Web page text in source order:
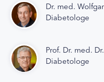
Dr. med.
Diabetologe
Prof. Dr. med.
Diabetologe